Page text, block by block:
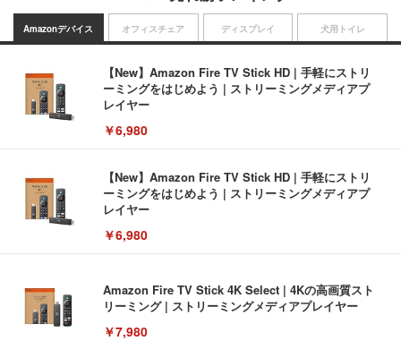
Amazonデバイス
【New】Amazon Fire TV Stick HD | 手軽にストリ
ーミングをはじめよう | ストリーミングメディアプ
レイヤー
￥6,980
【New】Amazon Fire TV Stick HD | 手軽にストリ
ーミングをはじめよう | ストリーミングメディアプ
レイヤー
￥6,980
Amazon Fire TV Stick 4K Select | 4Kの高画質スト
リーミング | ストリーミングメディアプレイヤー
￥7,980
オフィスチェア ディスプレイ 犬用トイレ